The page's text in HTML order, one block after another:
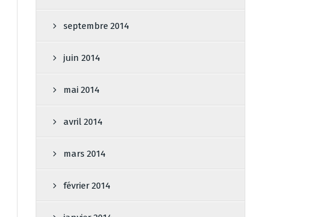
septembre 2014
juin 2014
mai 2014
avril 2014
mars 2014
février 2014